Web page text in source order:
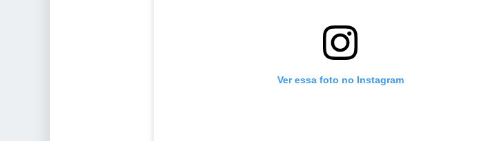
Ver essa foto no Instagram